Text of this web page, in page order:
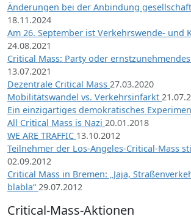
Änderungen bei der Anbindung
18.11.2024
Am 26. September ist Verkehrswende- und
24.08.2021
Critical Mass: Party oder
13.07.2021
Dezentrale Critical Mass 27.03.2020
Mobilitätswandel vs. Verkehrsinfarkt
Ein einzigartiges demokratisches
All Critical Mass is Nazi 20.01.2018
WE ARE TRAFFIC 13.10.2012
Teilnehmer der Los-Angeles-Critical-Mass
02.09.2012
Critical Mass in Bremen: „Jaja,
blabla“ 29.07.2012
Critical-Mass-Aktionen